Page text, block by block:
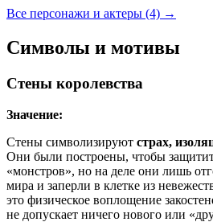
Все персонажи и актеры (4) →
Символы и мотивы
Стены королевства
Значение:
Стены символизируют страх,
Они были построены, чтобы
«монстров», но на деле они лишь
мира и заперли в клетке из
это физическое воплощение
не допускает ничего нового или